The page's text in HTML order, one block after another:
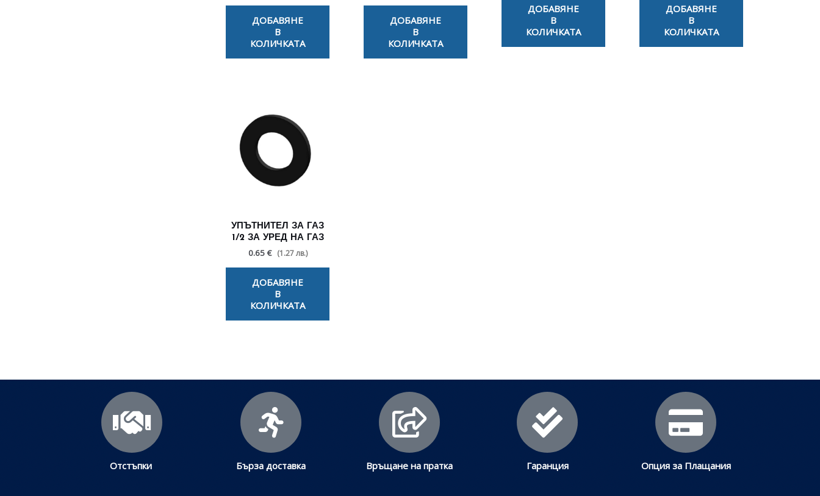
ДОБАВЯНЕ
В
КОЛИЧКАТА
ДОБАВЯНЕ
В
КОЛИЧКАТА
ДОБАВЯНЕ
В
КОЛИЧКАТА
ДОБАВЯНЕ
В
КОЛИЧКАТА
УПЪТНИТЕЛ ЗА ГАЗ
1/2 ЗА УРЕД НА ГАЗ
0.65 € (1.27 лв.)
ДОБАВЯНЕ
В
КОЛИЧКАТА
Отстъпки Бърза доставка Връщане на пратка Гаранция Опция за Плащания